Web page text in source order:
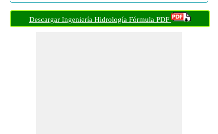
Índice de aridez ​ Vamos
Precipitación dado el cambio en el almacenamiento de
Descargar Ingeniería Hidrología Fórmula PDF